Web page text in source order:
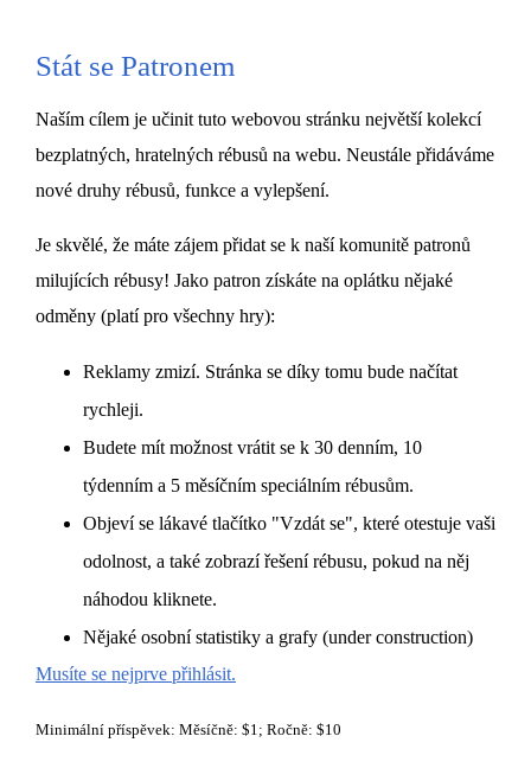
Stát se Patronem
Naším cílem je učinit tuto webovou stránku největší kolekcí
bezplatných, hratelných rébusů na webu. Neustále přidáváme
nové druhy rébusů, funkce a vylepšení.
Je skvělé, že máte zájem přidat se k naší komunitě patronů
milujících rébusy! Jako patron získáte na oplátku nějaké
odměny (platí pro všechny hry):
Reklamy zmizí. Stránka se díky tomu bude načítat
rychleji.
Budete mít možnost vrátit se k 30 denním, 10
týdenním a 5 měsíčním speciálním rébusům.
Objeví se lákavé tlačítko "Vzdát se", které otestuje vaši
odolnost, a také zobrazí řešení rébusu, pokud na něj
náhodou kliknete.
Nějaké osobní statistiky a grafy (under construction)
Musíte se nejprve přihlásit.
Minimální příspěvek: Měsíčně: $1; Ročně: $10